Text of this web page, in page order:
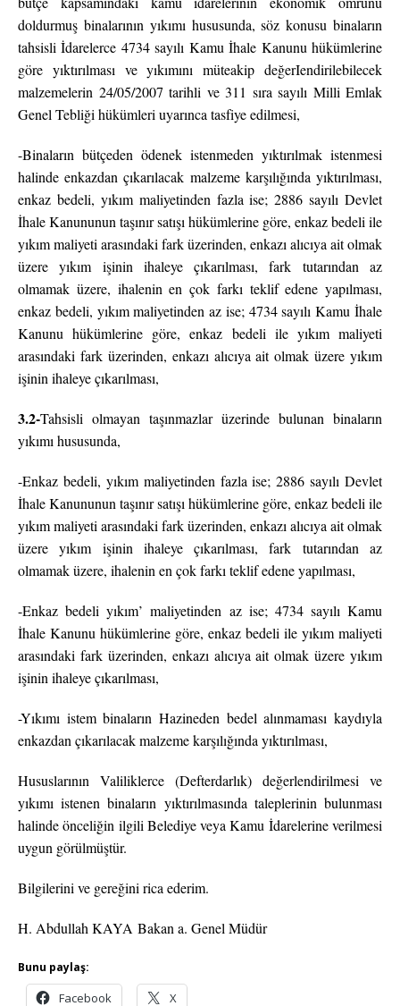
doldurmuş binalarının yıkımı hususunda, söz konusu binaların
tahsisli İdarelerce 4734 sayılı Kamu İhale Kanunu hükümlerine
göre yıktırılması ve yıkımını müteakip değerIendirilebilecek
malzemelerin 24/05/2007 tarihli ve 311 sıra sayılı Milli Emlak
Genel Tebliği hükümleri uyarınca tasfiye edilmesi,
-Binaların bütçeden ödenek istenmeden yıktırılmak istenmesi
halinde enkazdan çıkarılacak malzeme karşılığında yıktırılması,
enkaz bedeli, yıkım maliyetinden fazla ise; 2886 sayılı Devlet
İhale Kanununun taşınır satışı hükümlerine göre, enkaz bedeli ile
yıkım maliyeti arasındaki fark üzerinden, enkazı alıcıya ait olmak
üzere yıkım işinin ihaleye çıkarılması, fark tutarından az
olmamak üzere, ihalenin en çok farkı teklif edene yapılması,
enkaz bedeli, yıkım maliyetinden az ise; 4734 sayılı Kamu İhale
Kanunu hükümlerine göre, enkaz bedeli ile yıkım maliyeti
arasındaki fark üzerinden, enkazı alıcıya ait olmak üzere yıkım
işinin ihaleye çıkarılması,
3.2-Tahsisli olmayan taşınmazlar üzerinde bulunan binaların
yıkımı hususunda,
-Enkaz bedeli, yıkım maliyetinden fazla ise; 2886 sayılı Devlet
İhale Kanununun taşınır satışı hükümlerine göre, enkaz bedeli ile
yıkım maliyeti arasındaki fark üzerinden, enkazı alıcıya ait olmak
üzere yıkım işinin ihaleye çıkarılması, fark tutarından az
olmamak üzere, ihalenin en çok farkı teklif edene yapılması,
-Enkaz bedeli yıkım’ maliyetinden az ise; 4734 sayılı Kamu
İhale Kanunu hükümlerine göre, enkaz bedeli ile yıkım maliyeti
arasındaki fark üzerinden, enkazı alıcıya ait olmak üzere yıkım
işinin ihaleye çıkarılması,
-Yıkımı istem binaların Hazineden bedel alınmaması kaydıyla
enkazdan çıkarılacak malzeme karşılığında yıktırılması,
Hususlarının Valiliklerce (Defterdarlık) değerlendirilmesi ve
yıkımı istenen binaların yıktırılmasında taleplerinin bulunması
halinde önceliğin ilgili Belediye veya Kamu İdarelerine verilmesi
uygun görülmüştür.
Bilgilerini ve gereğini rica ederim.
H. Abdullah KAYA Bakan a. Genel Müdür
Bunu paylaş:
Facebook X